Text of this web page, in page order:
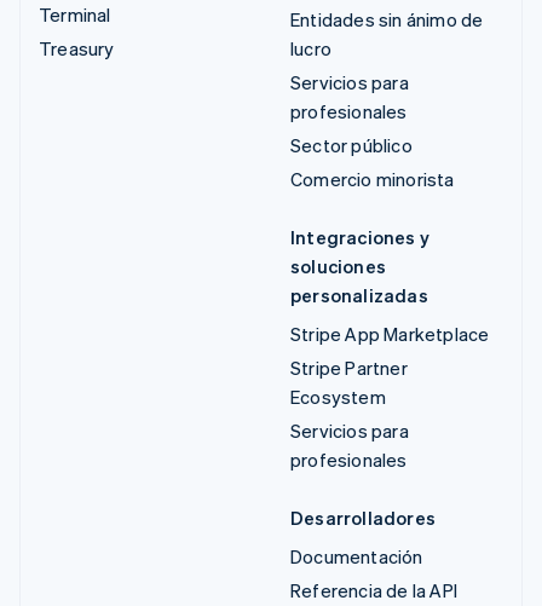
Terminal
Treasury
Entidades sin ánimo de
lucro
Servicios para
profesionales
Sector público
Comercio minorista
Integraciones y
soluciones
personalizadas
Stripe App Marketplace
Stripe Partner
Ecosystem
Servicios para
profesionales
Desarrolladores
Documentación
Referencia de la API